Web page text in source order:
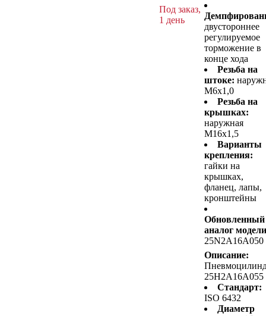
Под заказ,
1 день
двустороннее
регулируемое
торможение в
конце хода
Резьба на
штоке:
M6x1,0
Резьба на
крышках:
наружная
M16x1,5
Варианты
крепления:
гайки на
крышках,
фланец, лапы,
кронштейны
Обновленный
аналог
25N2A16A050
Описание:
25H2A16A055
Стандарт:
ISO 6432
Диаметр